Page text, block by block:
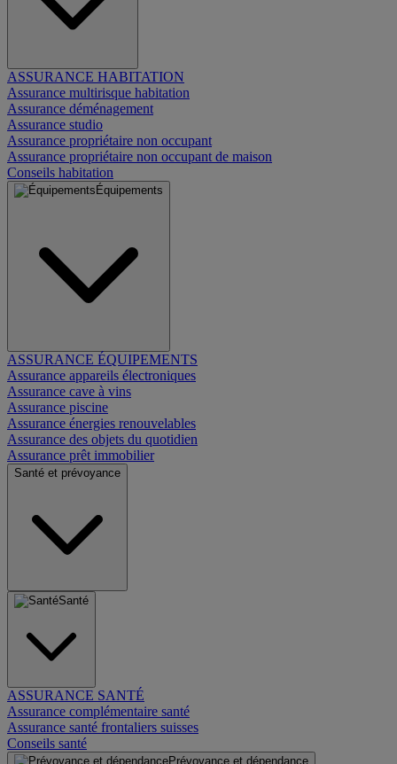
ASSURANCE HABITATION
Assurance multirisque habitation
Assurance déménagement
Assurance studio
Assurance propriétaire non occupant
Assurance propriétaire non occupant de maison
Conseils habitation
Équipements
ASSURANCE ÉQUIPEMENTS
Assurance appareils électroniques
Assurance cave à vins
Assurance piscine
Assurance énergies renouvelables
Assurance des objets du quotidien
Assurance prêt immobilier
Santé et prévoyance
Santé
ASSURANCE SANTÉ
Assurance complémentaire santé
Assurance santé frontaliers suisses
Conseils santé
Prévoyance et dépendance